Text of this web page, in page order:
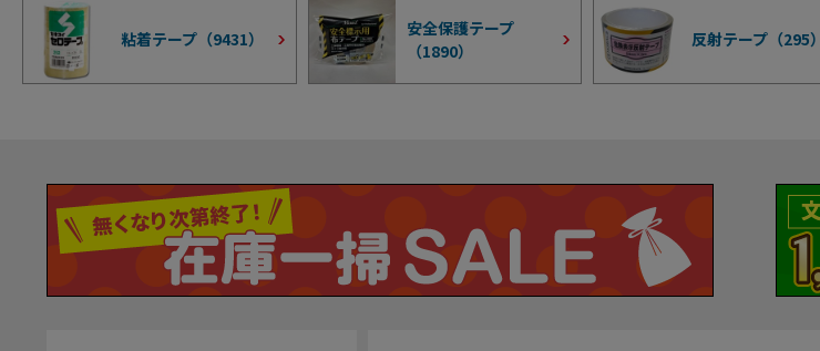
粘着テープ（9431）
安全保護テープ
（1890）
反射テープ（295）